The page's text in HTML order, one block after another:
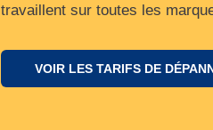
travaillent sur toutes les
VOIR LES TARIFS DE